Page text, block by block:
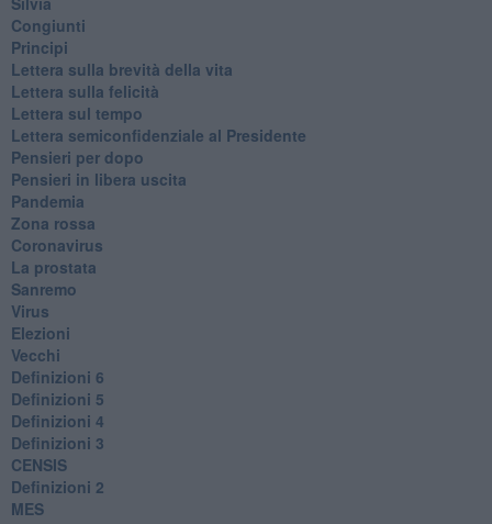
Congiunti
Principi
​Lettera sulla brevità della vita
​Lettera sulla felicità
​Lettera sul tempo
Lettera semiconfidenziale al Presidente
Pensieri per dopo
​Pensieri in libera uscita
Pandemia
Zona rossa
Coronavirus
La prostata
Sanremo
Virus
Elezioni
Vecchi
Definizioni 6
Definizioni 5
Definizioni 4
Definizioni 3
CENSIS
​Definizioni 2
MES